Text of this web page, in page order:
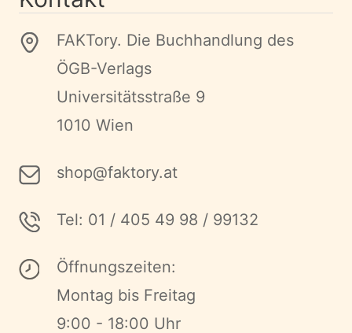
FAKTory. Die Buchhandlung des
ÖGB-Verlags
Universitätsstraße 9
1010 Wien
shop@faktory.at
Tel: 01 / 405 49 98 / 99132
Öffnungszeiten:
Montag bis Freitag
9:00 - 18:00 Uhr